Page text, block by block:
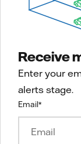
Receive
Enter your
alerts stage.
Email*